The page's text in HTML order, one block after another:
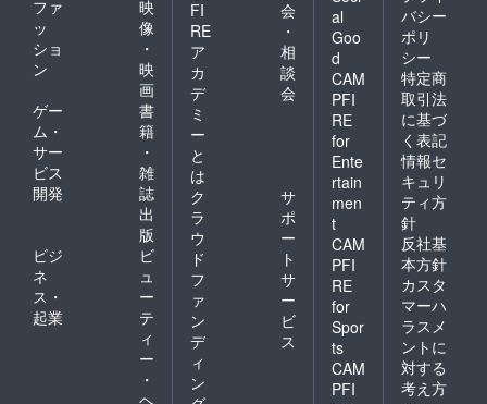
ファ
ッ
ショ
ン
映
像
・
映
画
ゲー
ム・
サー
ビス
開発
書
籍
・
雑
誌
出
版
ビジ
ネ
ス・
起業
ビ
ュ
ー
テ
ィ
ー
・
FI
RE
ア
カ
デ
ミ
ー
と
は
会
・
相
談
会
ク
ラ
ウ
ド
フ
ァ
ン
デ
ィ
ン
サ
ポ
ー
ト
サ
ー
ビ
ス
al
Goo
d
CAM
PFI
RE
for
Ente
rtain
men
t
CAM
PFI
RE
for
Spor
ts
CAM
PFI
バシー
ポリ
シー
特定商
取引法
に基づ
く表記
情報セ
キュリ
ティ方
針
反社基
本方針
カスタ
マーハ
ラスメ
ントに
対する
考え方